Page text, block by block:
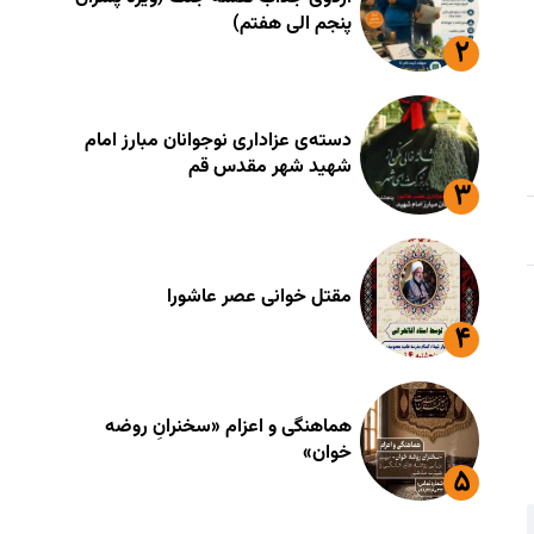
پنجم الی هفتم)
دسته‌ی عزاداری نوجوانان مبارز امام
شهید شهر مقدس قم
مقتل خوانی عصر عاشورا
هماهنگی و اعزام «سخنرانِ روضه
خوان»